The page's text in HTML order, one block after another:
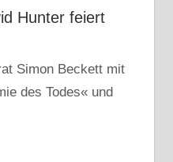
Hunter feiert
Simon Beckett mit
des Todes« und